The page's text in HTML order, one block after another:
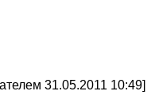
31.05.2011 10:49]